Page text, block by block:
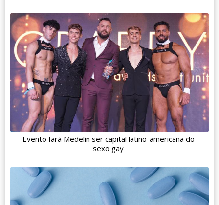
Evento fará Medelín ser capital latino-americana do
sexo gay